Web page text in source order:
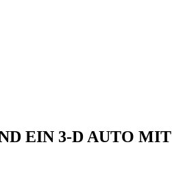
EIN 3-D AUTO MIT